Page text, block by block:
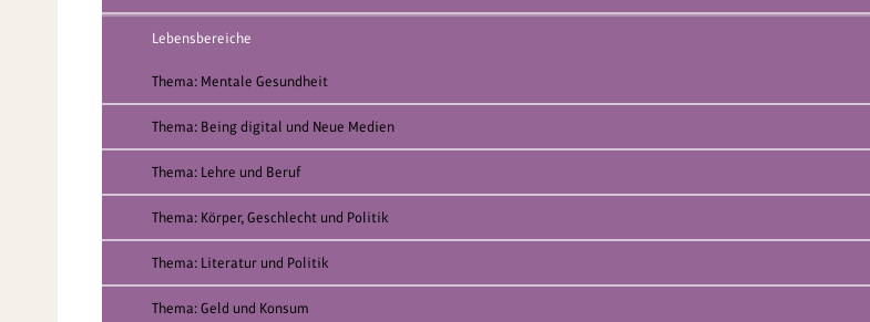
Lebensbereiche
Thema: Mentale Gesundheit
Thema: Being digital und Neue Medien
Thema: Lehre und Beruf
Thema: Körper, Geschlecht und Politik
Thema: Literatur und Politik
Thema: Geld und Konsum